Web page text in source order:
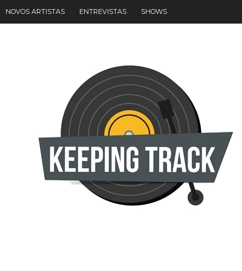
NOVOS ARTISTAS ENTREVISTAS SHOWS